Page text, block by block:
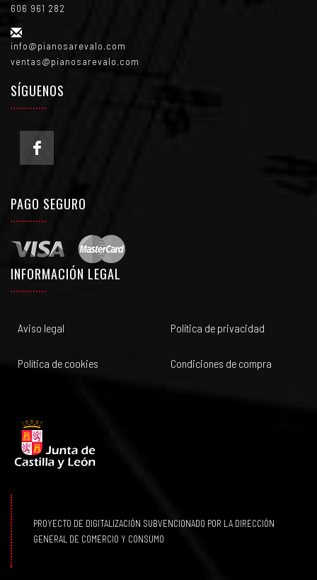
606 961 282
info@pianosarevalo.com
ventas@pianosarevalo.com
SÍGUENOS
PAGO SEGURO
INFORMACIÓN LEGAL
Aviso legal Política de privacidad
Política de cookies Condiciones de compra
PROYECTO DE DIGITALIZACIÓN SUBVENCIONADO POR LA DIRECCIÓN
GENERAL DE COMERCIO Y CONSUMO